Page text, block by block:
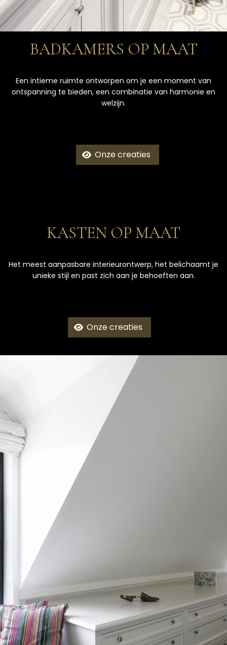
BADKAMERS OP MAAT
Een intieme ruimte ontworpen om je een moment van
ontspanning te bieden, een combinatie van harmonie en
welzijn.
Onze creaties
KASTEN OP MAAT
Het meest aanpasbare interieurontwerp, het belichaamt je
unieke stijl en past zich aan je behoeften aan.
Onze creaties